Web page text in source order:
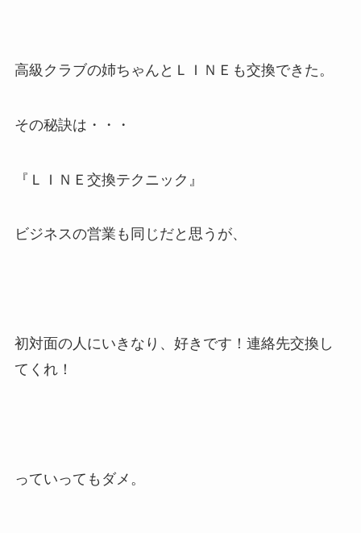
高級クラブの姉ちゃんとＬＩＮＥも交換できた。
その秘訣は・・・
『ＬＩＮＥ交換テクニック』
ビジネスの営業も同じだと思うが、
初対面の人にいきなり、好きです！連絡先交換し
てくれ！
っていってもダメ。